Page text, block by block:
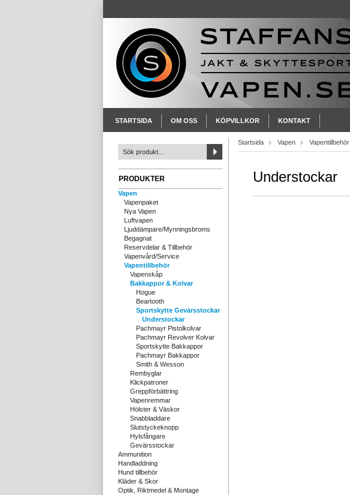
STARTSIDA OM OSS KÖPVILLKOR KONTAKT
PRODUKTER
Vapen
Vapenpaket
Nya Vapen
Luftvapen
Ljuddämpare/Mynningsbroms
Begagnat
Reservdelar & Tillbehör
Vapenvård/Service
Vapentillbehör
Vapenskåp
Bakkappor & Kolvar
Hogue
Beartooth
Sportskytte Gevärsstockar
Understockar
Pachmayr Pistolkolvar
Pachmayr Revolver Kolvar
Sportskytte Bakkappor
Pachmayr Bakkappor
Smith & Wesson
Rembyglar
Klickpatroner
Greppförbättring
Vapenremmar
Hölster & Väskor
Snabbladdare
Slutstyckeknopp
Hylsfångare
Gevärsstockar
Ammunition
Handladdning
Hund tillbehör
Kläder & Skor
Optik, Riktmedel & Montage
Startsida Vapen Vapentillbehör
Understockar